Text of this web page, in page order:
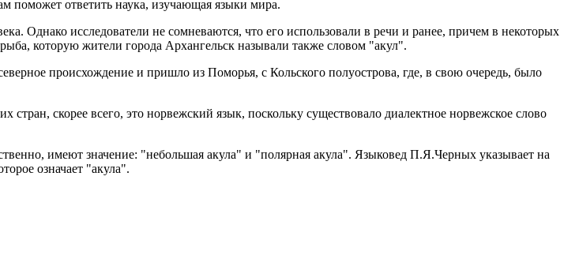
поможет ответить наука, изучающая языки мира.
Однако исследователи не сомневаются, что его использовали в речи и ранее, причем в некоторых
которую жители города Архангельск называли также словом "акул".
происхождение и пришло из Поморья, с Кольского полуострова, где, в свою очередь, было
скорее всего, это норвежский язык, поскольку существовало диалектное норвежское слово
имеют значение: "небольшая акула" и "полярная акула". Языковед П.Я.Черных указывает на
означает "акула".